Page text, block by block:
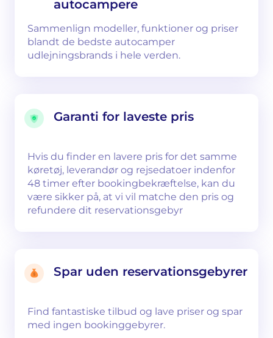
autocampere
Sammenlign modeller, funktioner og priser
blandt de bedste autocamper
udlejningsbrands i hele verden.
Garanti for laveste pris
Hvis du finder en lavere pris for det samme
køretøj, leverandør og rejsedatoer indenfor
48 timer efter bookingbekræftelse, kan du
være sikker på, at vi vil matche den pris og
refundere dit reservationsgebyr
Spar uden reservationsgebyrer
Find fantastiske tilbud og lave priser og spar
med ingen bookinggebyrer.